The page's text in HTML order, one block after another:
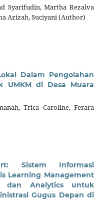
Syarifudin, Martha Rezalva
Azizah, Suciyani (Author)
Dalam Pengolahan
UMKM di Desa Muara
Trica Caroline, Ferara
Sistem Informasi
Learning Management
dan Analytics untuk
Gugus Depan di